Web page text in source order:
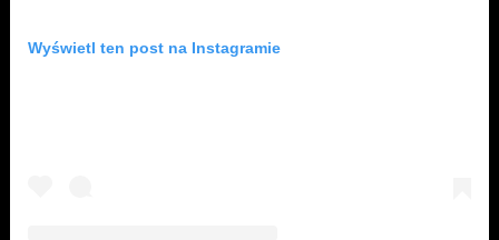
Wyświetl ten post na Instagramie